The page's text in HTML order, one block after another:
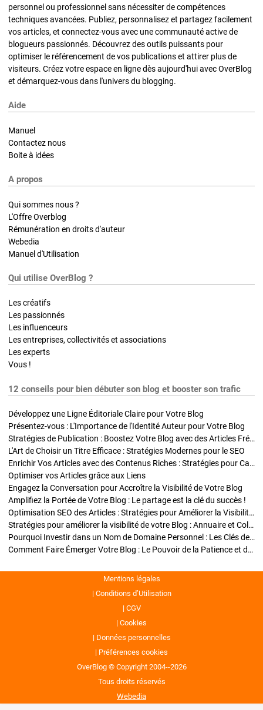
personnel ou professionnel sans nécessiter de compétences
techniques avancées. Publiez, personnalisez et partagez facilement
vos articles, et connectez-vous avec une communauté active de
blogueurs passionnés. Découvrez des outils puissants pour
optimiser le référencement de vos publications et attirer plus de
visiteurs. Créez votre espace en ligne dès aujourd'hui avec OverBlog
et démarquez-vous dans l'univers du blogging.
Aide
Manuel
Contactez nous
Boite à idées
A propos
Qui sommes nous ?
L'Offre Overblog
Rémunération en droits d'auteur
Webedia
Manuel d'Utilisation
Qui utilise OverBlog ?
Les créatifs
Les passionnés
Les influenceurs
Les entreprises, collectivités et associations
Les experts
Vous !
12 conseils pour bien débuter son blog et booster son trafic
Développez une Ligne Éditoriale Claire pour Votre Blog
Présentez-vous : L'Importance de l'Identité Auteur pour Votre Blog
Stratégies de Publication : Boostez Votre Blog avec des Articles Fréquents et Exclusifs
L'Art de Choisir un Titre Efficace : Stratégies Modernes pour le SEO
Enrichir Vos Articles avec des Contenus Riches : Stratégies pour Captiver et Optimiser
Optimiser vos Articles grâce aux Liens
Engagez la Conversation pour Accroître la Visibilité de Votre Blog
Amplifiez la Portée de Votre Blog : Le partage est la clé du succès !
Optimisation SEO des Articles : Stratégies pour Améliorer la Visibilité de Votre Blog
Stratégies pour améliorer la visibilité de votre Blog : Annuaire et Collaborations
Pourquoi Investir dans un Nom de Domaine Personnel : Les Clés de la Réussite de Votre Blog
Comment Faire Émerger Votre Blog : Le Pouvoir de la Patience et de la Persévérance
Mentions légales
Conditions d’Utilisation
CGV
Cookies
Données personnelles
Préférences cookies
OverBlog © Copyright 2004--2026
Tous droits réservés
Webedia